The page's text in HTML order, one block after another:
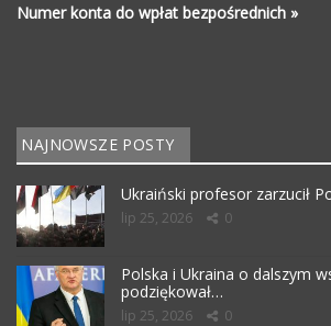
Numer konta do wpłat bezpośrednich »
NAJNOWSZE POSTY
Ukraiński profesor zarzucił
lip 25, 2026 0
Polska i Ukraina o dalszym
podziękował…
lip 25, 2026 0